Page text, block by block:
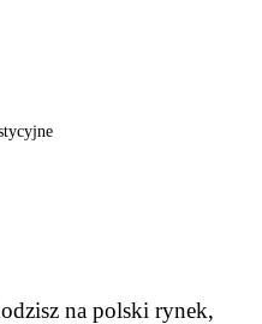
na polski rynek,